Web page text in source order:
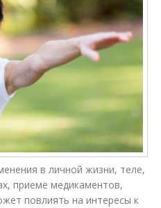
в личной жизни, теле,
приеме медикаментов,
повлиять на интересы к